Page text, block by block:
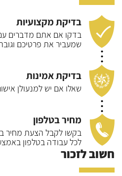
בדיקת מקצועיות
בדקו אם אתם מדברים
שמעביר את פרטיכם
בדיקת אמינות
שאלו אם יש למנעולן
מחיר בטלפון
בקשו לקבל הצעת מחיר
לכל עבודה בטלפון
חשוב לזכור